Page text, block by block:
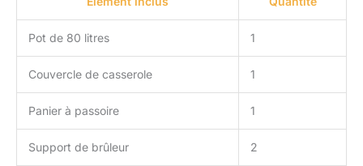
Pot de 80 litres 1
Couvercle de casserole 1
Panier à passoire 1
Support de brûleur 2